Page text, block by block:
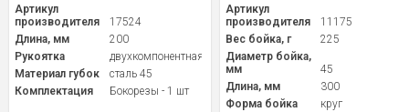
Артикул
производителя
17524
Длина, мм
200
Рукоятка
двухкомпонентная
Материал губок
сталь 45
Комплектация
Бокорезы - 1 шт
Артикул
производителя
11175
Вес бойка, г
225
Диаметр бойка,
мм
45
Длина, мм
300
Форма бойка
круг